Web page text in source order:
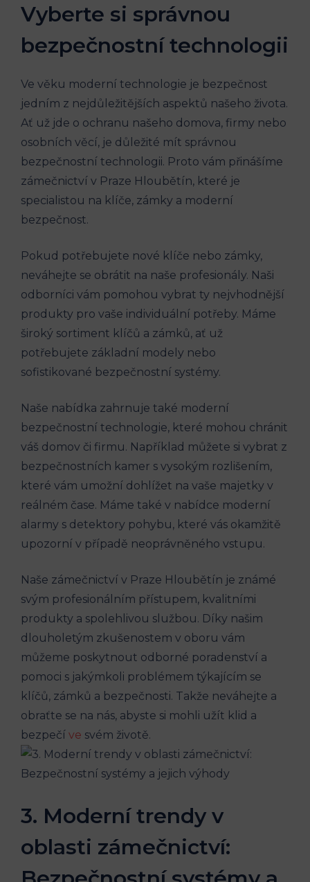
Vyberte si správnou
bezpečnostní technologii
Ve věku moderní technologie je bezpečnost
jedním z nejdůležitějších aspektů našeho života.
Ať už jde o ochranu našeho domova, firmy nebo
osobních věcí, je důležité mít správnou
bezpečnostní technologii. Proto vám přinášíme
zámečnictví v Praze Hloubětín, které je
specialistou na klíče, zámky a moderní
bezpečnost.
Pokud potřebujete nové klíče nebo zámky,
neváhejte se obrátit na naše profesionály. Naši
odborníci vám pomohou vybrat ty nejvhodnější
produkty pro vaše individuální potřeby. Máme
široký sortiment klíčů a zámků, ať už
potřebujete základní modely nebo
sofistikované bezpečnostní systémy.
Naše nabídka zahrnuje také moderní
bezpečnostní technologie, které mohou chránit
váš domov či firmu. Například můžete si vybrat z
bezpečnostních kamer s vysokým rozlišením,
které vám umožní dohlížet na vaše majetky v
reálném čase. Máme také v nabídce moderní
alarmy s detektory pohybu, které vás okamžitě
upozorní v případě neoprávněného vstupu.
Naše zámečnictví v Praze Hloubětín je známé
svým profesionálním přístupem, kvalitními
produkty a spolehlivou službou. Díky našim
dlouholetým zkušenostem v oboru vám
můžeme poskytnout odborné poradenství a
pomoci s jakýmkoli problémem týkajícím se
klíčů, zámků a bezpečnosti. Takže neváhejte a
obraťte se na nás, abyste si mohli užít klid a
bezpečí ve svém životě.
3. Moderní trendy v
oblasti zámečnictví: